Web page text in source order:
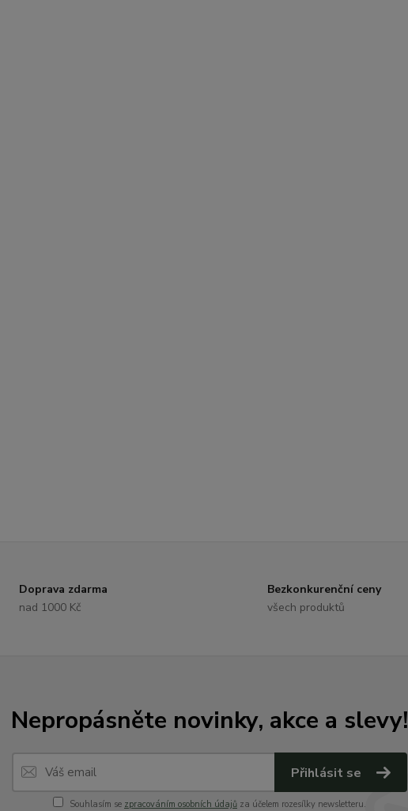
Doprava zdarma
nad 1000 Kč
Bezkonkurenční ceny
všech produktů
Nepropásněte novinky, akce a slevy!
Přihlásit se
Souhlasím se zpracováním osobních údajů za účelem rozesílky newsletteru.